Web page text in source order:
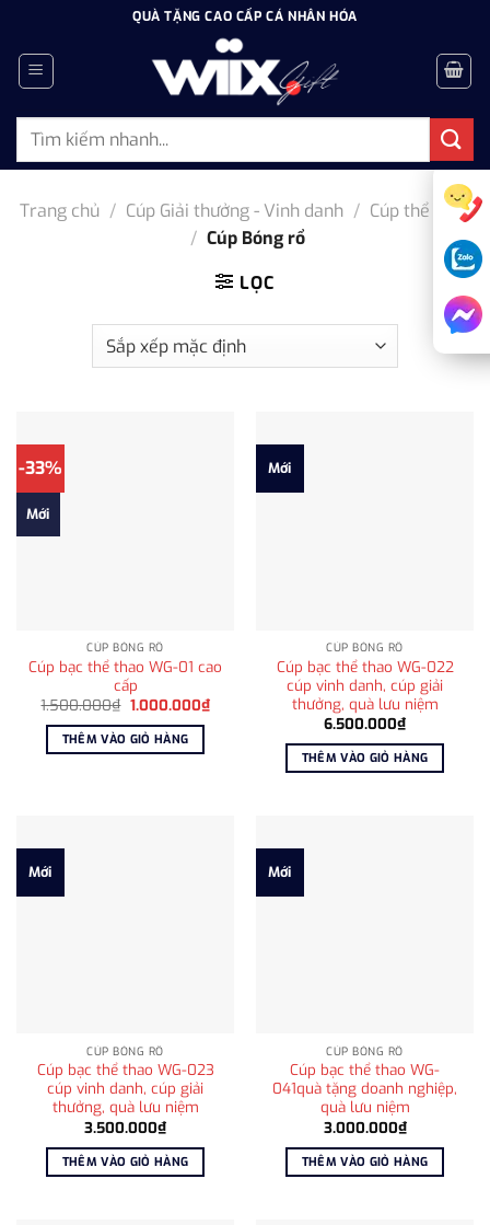
dung
QUÀ TẶNG CAO CẤP CÁ NHÂN HÓA
Tìm
Trang chủ / Cúp Giải thưởng - Vinh danh / Cúp thể thao
/ Cúp Bóng rổ
LỌC
-33%
Mới
CÚP BÓNG RỔ
Cúp bạc thể thao WG-01 cao
cấp
1.500.000₫ Giá
là:
1.500.000₫.
1.000.000₫Giá
hiện
THÊM VÀO GIỎ HÀNG
Mới
CÚP BÓNG RỔ
Cúp bạc thể thao WG-022
cúp vinh danh, cúp giải
thưởng, quà lưu niệm
6.500.000₫
THÊM VÀO GIỎ HÀNG
Mới
CÚP BÓNG RỔ
Cúp bạc thể thao WG-023
cúp vinh danh, cúp giải
thưởng, quà lưu niệm
3.500.000₫
THÊM VÀO GIỎ HÀNG
Mới
CÚP BÓNG RỔ
Cúp bạc thể thao WG-
041quà tặng doanh nghiệp,
quà lưu niệm
3.000.000₫
THÊM VÀO GIỎ HÀNG